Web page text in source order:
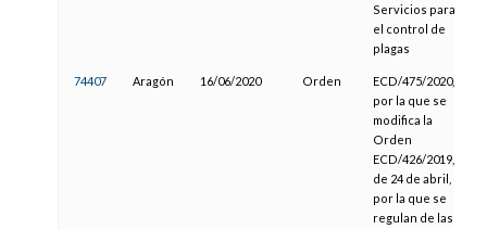
Servicios para
el control de
plagas
74407 Aragón 16/06/2020 Orden
ECD/475/2020,
por la que se
modifica la
Orden
ECD/426/2019,
de 24 de abril,
por la que se
regulan de las